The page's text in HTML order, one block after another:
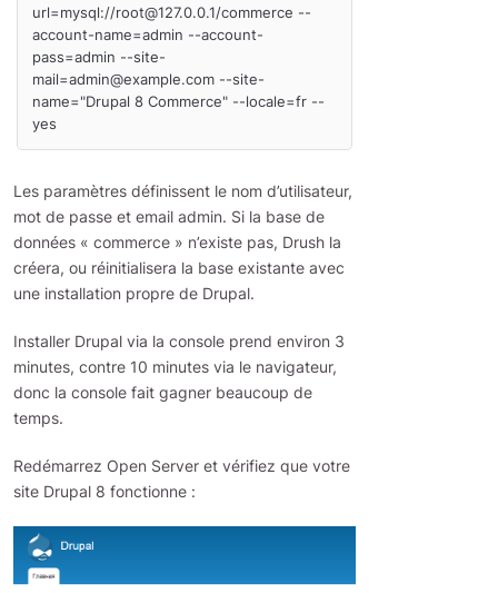
url=mysql://root@127.0.0.1/commerce --
account-name=admin --account-
pass=admin --site-
mail=admin@example.com --site-
name="Drupal 8 Commerce" --locale=fr --
Les paramètres définissent le nom d’utilisateur,
mot de passe et email admin. Si la base de
données « commerce » n’existe pas, Drush la
créera, ou réinitialisera la base existante avec
une installation propre de Drupal.
Installer Drupal via la console prend environ 3
minutes, contre 10 minutes via le navigateur,
donc la console fait gagner beaucoup de
temps.
Redémarrez Open Server et vérifiez que votre
site Drupal 8 fonctionne :